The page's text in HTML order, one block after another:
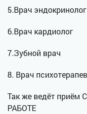
5.Врач эндокринолог
6.Врач кардиолог
7.Зубной врач
8. Врач
Так же ведёт
РАБОТЕ